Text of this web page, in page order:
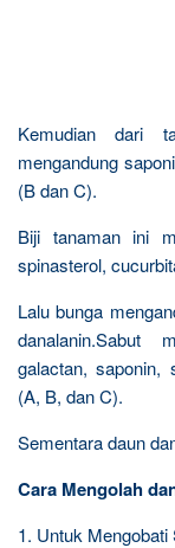
Kemudian dari
mengandung
(B dan C).
Biji tanaman ini
spinasterol,
Lalu bunga
danalanin.Sabut
galactan, saponin,
(A, B, dan C).
Sementara daun
Cara Mengolah
1. Untuk Mengobati